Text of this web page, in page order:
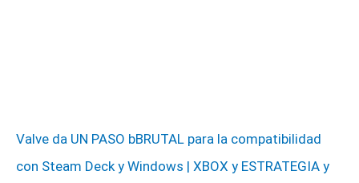
Valve da UN PASO bBRUTAL para la compatibilidad
con Steam Deck y Windows | XBOX y ESTRATEGIA y